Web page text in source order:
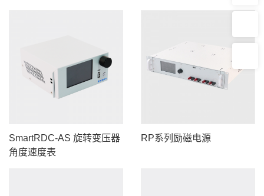
SmartRDC-AS 旋转变压器
角度速度表
RP系列励磁电源